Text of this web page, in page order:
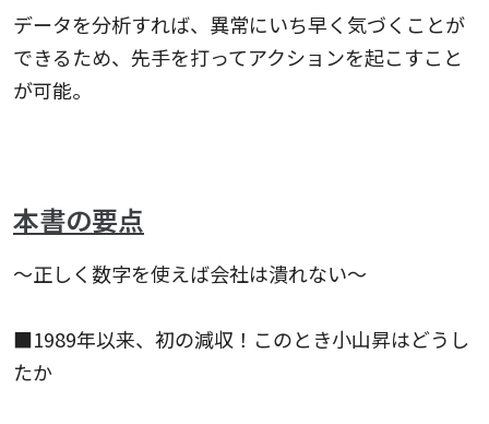
データを分析すれば、異常にいち早く気づくことが
できるため、先手を打ってアクションを起こすこと
が可能。
本書の要点
〜正しく数字を使えば会社は潰れない〜
■1989年以来、初の減収！このとき小山昇はどうし
たか